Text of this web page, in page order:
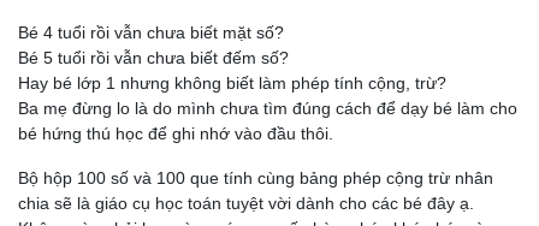
Bé 4 tuổi rồi vẫn chưa biết mặt số?
Bé 5 tuổi rồi vẫn chưa biết đếm số?
Hay bé lớp 1 nhưng không biết làm phép tính cộng, trừ?
Ba mẹ đừng lo là do mình chưa tìm đúng cách để dạy bé làm cho
bé hứng thú học để ghi nhớ vào đầu thôi.
Bộ hộp 100 số và 100 que tính cùng bảng phép cộng trừ nhân
chia sẽ là giáo cụ học toán tuyệt vời dành cho các bé đây ạ.